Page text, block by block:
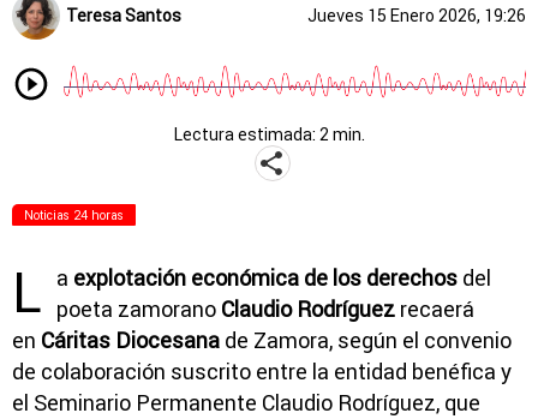
Teresa Santos Jueves 15 Enero 2026, 19:26
Lectura estimada: 2 min.
Noticias 24 horas
L a explotación económica de los derechos del
poeta zamorano Claudio Rodríguez recaerá
en Cáritas Diocesana de Zamora, según el convenio
de colaboración suscrito entre la entidad benéfica y
el Seminario Permanente Claudio Rodríguez, que